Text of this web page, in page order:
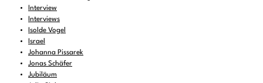
Interview
Interviews
Isolde Vogel
Israel
Johanna Pissarek
Jonas Schäfer
Jubiläum